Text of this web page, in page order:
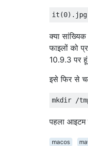
क्या
फाइलों को
10.9.3 पर हूं
इसे फिर से
पहला आइटम
macos